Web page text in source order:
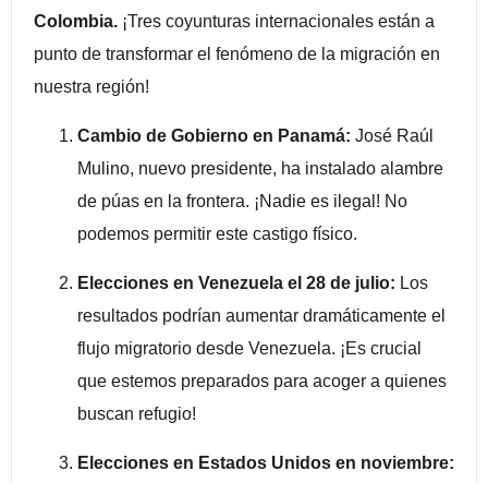
Colombia. ¡Tres coyunturas internacionales están a
punto de transformar el fenómeno de la migración en
nuestra región!
Cambio de Gobierno en Panamá: José Raúl
Mulino, nuevo presidente, ha instalado alambre
de púas en la frontera. ¡Nadie es ilegal! No
podemos permitir este castigo físico.
Elecciones en Venezuela el 28 de julio: Los
resultados podrían aumentar dramáticamente el
flujo migratorio desde Venezuela. ¡Es crucial
que estemos preparados para acoger a quienes
buscan refugio!
Elecciones en Estados Unidos en noviembre: